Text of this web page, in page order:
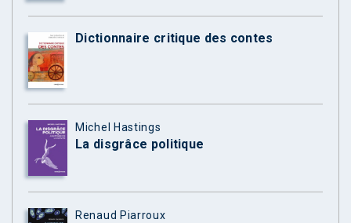
Dictionnaire critique des contes
Michel Hastings
La disgrâce politique
Renaud Piarroux